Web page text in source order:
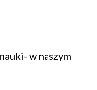
w naszym